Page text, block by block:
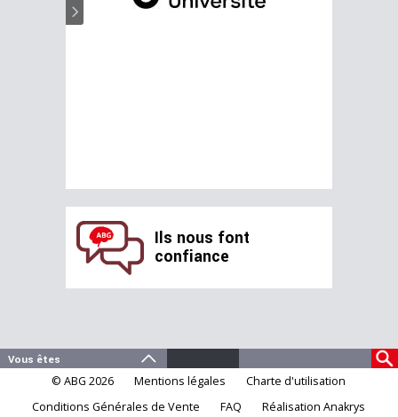
Ils nous font
confiance
© ABG 2026 Mentions légales
Charte d'utilisation
Conditions Générales de Vente
FAQ Réalisation Anakrys